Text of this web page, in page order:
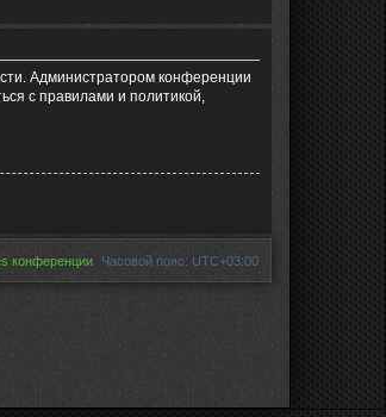
Администратором конференции
с правилами и политикой,
Часовой пояс: UTC+03:00
конференции